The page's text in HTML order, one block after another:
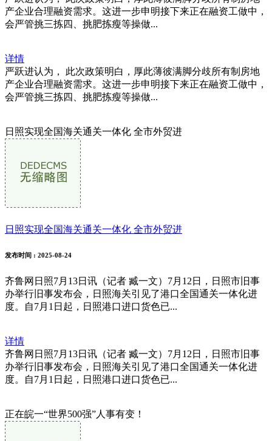
产企业合理融资需求。这进一步申明接下来正在融资工做中，
会严管挑三拣四、挑肥拣瘦等操做...
详情
严跃进认为， 此次政策明白，厚此薄彼满脚分歧所有制房地
产企业合理融资需求。这进一步申明接下来正在融资工做中，
会严管挑三拣四、挑肥拣瘦等操做...
日照实现全国海关通关一体化 全市外贸进
日照实现全国海关通关一体化 全市外贸进
发布时间 : 2025-08-24
齐鲁网日照7月13日讯（记者 臧一文）7月12日，日照市旧事
办举行旧事发布会，日照海关引见了港口全国通关一体化进
度。自7月1日起，日照港口进口货色已...
详情
齐鲁网日照7月13日讯（记者 臧一文）7月12日，日照市旧事
办举行旧事发布会，日照海关引见了港口全国通关一体化进
度。自7月1日起，日照港口进口货色已...
正在皖一“世界500强”人事有变！